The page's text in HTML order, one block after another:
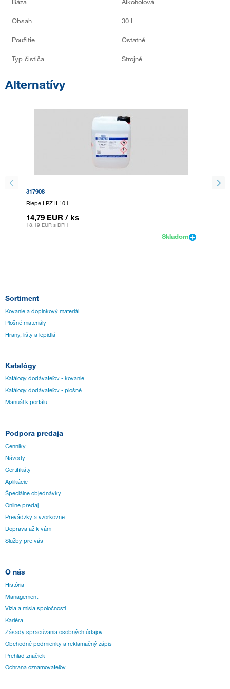
Obsah 30 l
Použitie Ostatné
Typ čističa Strojné
Alternatívy
317908
Riepe LPZ II 10 l
14,79 EUR / ks
18,19 EUR s DPH
Skladom
Sortiment
Kovanie a doplnkový materiál
Plošné materiály
Hrany, lišty a lepidlá
Katalógy
Katálogy dodávateľov - kovanie
Katálogy dodávateľov - plošné
Manuál k portálu
Podpora predaja
Cenníky
Návody
Certifikáty
Aplikácie
Špeciálne objednávky
Online predaj
Prevádzky a vzorkovne
Doprava až k vám
Služby pre vás
O nás
História
Management
Vízia a misia spoločnosti
Kariéra
Zásady spracúvania osobných údajov
Obchodné podmienky a reklamačný zápis
Prehľad značiek
Ochrana oznamovateľov